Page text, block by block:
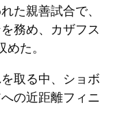
た親善試合で、
務め、カザフス
た。
取る中、ショボ
の近距離フィニ